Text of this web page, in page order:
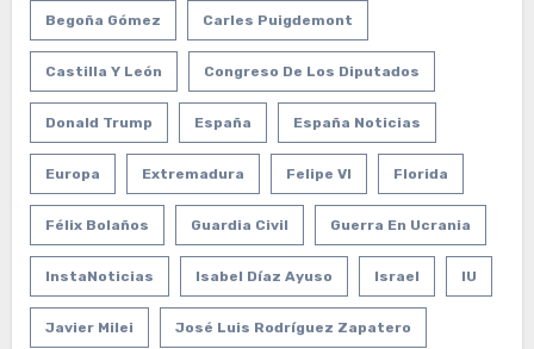
Begoña Gómez Carles Puigdemont
Castilla Y León Congreso De Los Diputados
Donald Trump España España Noticias
Europa Extremadura Felipe VI Florida
Félix Bolaños Guardia Civil Guerra En Ucrania
InstaNoticias Isabel Díaz Ayuso Israel IU
Javier Milei José Luis Rodríguez Zapatero